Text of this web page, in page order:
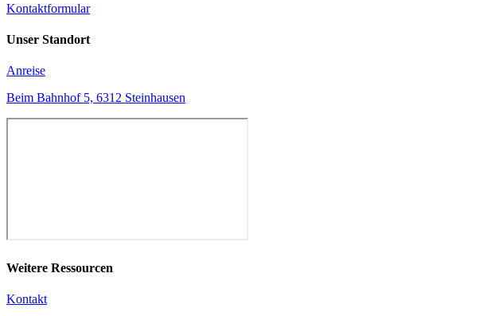
Kontaktformular
Unser Standort
Anreise
Beim Bahnhof 5, 6312 Steinhausen
Weitere Ressourcen
Kontakt